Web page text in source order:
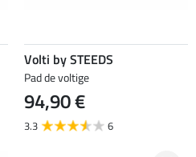
Volti by STEEDS
Pad de voltige
94,90 €
3.3 6